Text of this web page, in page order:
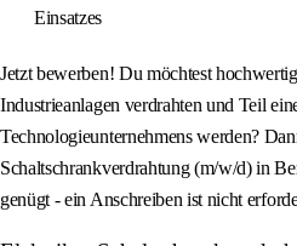
Einsatzes
Jetzt bewerben! Du möchtest
Industrieanlagen verdrahten und Teil
Technologieunternehmens werden?
Schaltschrankverdrahtung (m/w/d) in
genügt - ein Anschreiben ist nicht